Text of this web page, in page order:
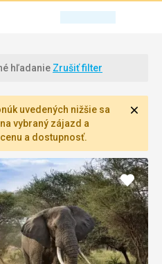
hľadanie Zrušiť filter
uvedených nižšie sa
vybraný zájazd a
a dostupnosť.
Pridať
do